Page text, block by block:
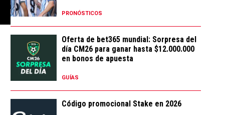
PRONÓSTICOS
Oferta de bet365 mundial: Sorpresa del
día CM26 para ganar hasta $12.000.000
en bonos de apuesta
GUÍAS
Código promocional Stake en 2026